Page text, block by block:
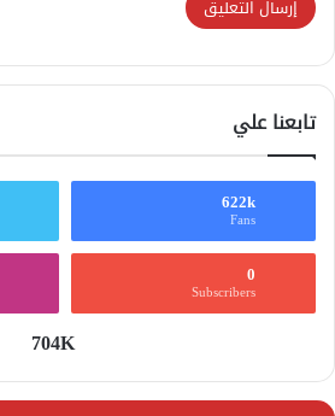
تابعنا علي
622k
Fans
0
Subscribers
704K